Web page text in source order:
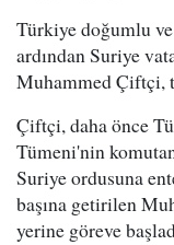
Türkiye doğumlu
ardından Suriye
Muhammed Çiftçi,
Çiftçi, daha önce
Tümeni'nin
Suriye ordusuna
başına getirilen
yerine göreve